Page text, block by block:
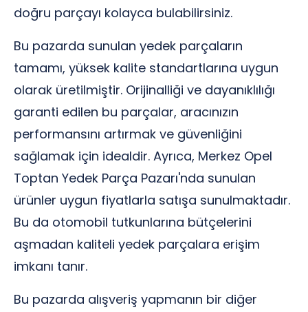
doğru parçayı kolayca bulabilirsiniz.
Bu pazarda sunulan yedek parçaların
tamamı, yüksek kalite standartlarına uygun
olarak üretilmiştir. Orijinalliği ve dayanıklılığı
garanti edilen bu parçalar, aracınızın
performansını artırmak ve güvenliğini
sağlamak için idealdir. Ayrıca, Merkez Opel
Toptan Yedek Parça Pazarı'nda sunulan
ürünler uygun fiyatlarla satışa sunulmaktadır.
Bu da otomobil tutkunlarına bütçelerini
aşmadan kaliteli yedek parçalara erişim
imkanı tanır.
Bu pazarda alışveriş yapmanın bir diğer